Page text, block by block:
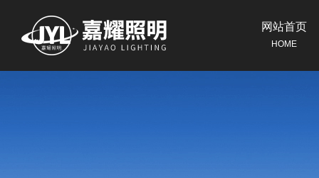
网站首页
HOME